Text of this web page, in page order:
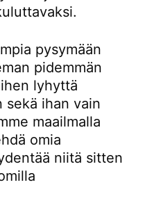
pysymään
pidemmän
lyhyttä
sekä ihan vain
maailmalla
omia
niitä sitten